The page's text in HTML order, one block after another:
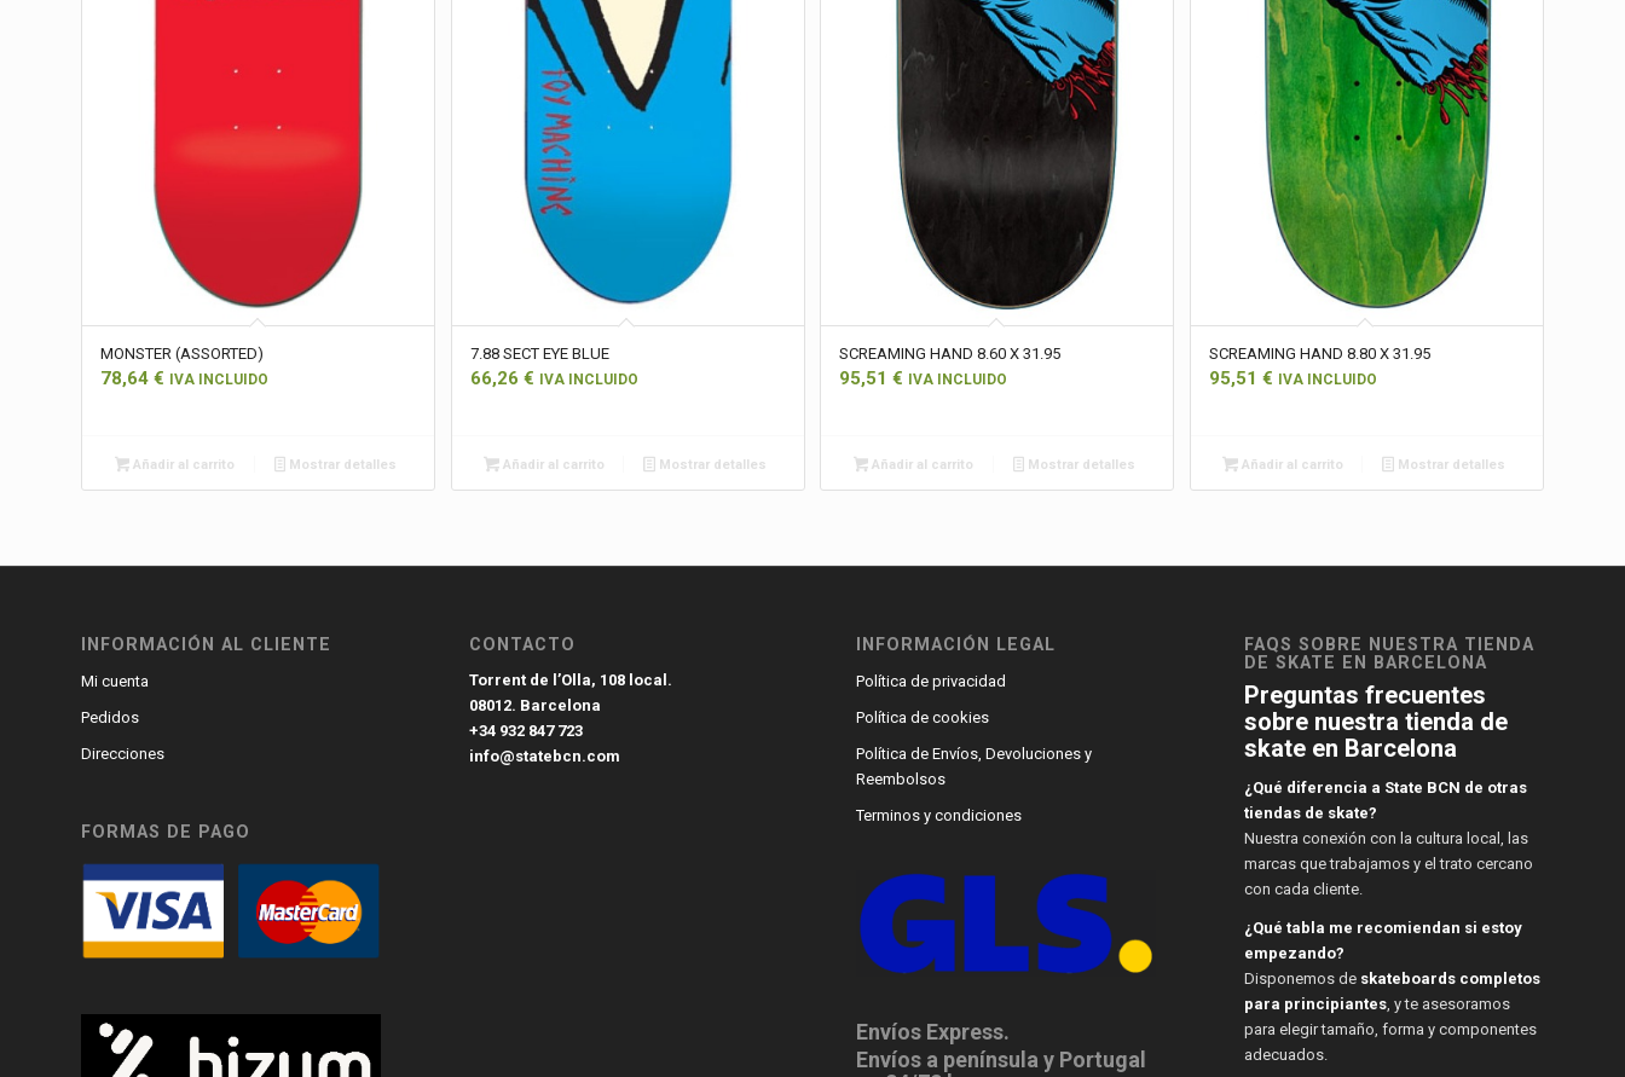
MONSTER (ASSORTED)
78,64 € IVA INCLUIDO
Añadir al carrito Mostrar detalles
7.88 SECT EYE BLUE
66,26 € IVA INCLUIDO
Añadir al carrito Mostrar detalles
SCREAMING HAND 8.60 X 31.95
95,51€ IVA INCLUIDO
Añadir al carrito Mostrar detalles
SCREAMING HAND 8.80 X 31.95
95,51 € IVA INCLUIDO
Añadir al carrito Mostrar detalles
INFORMACIÓN AL CLIENTE
Mi cuenta
Pedidos
Direcciones
FORMAS DE PAGO
CONTACTO
Torrent de l’Olla, 108 local.
08012. Barcelona
+34 932 847 723
info@statebcn.com
INFORMACIÓN LEGAL
Política de privacidad
Política de cookies
Política de Envíos, Devoluciones y
Reembolsos
Terminos y condiciones
Envíos Express.
Envíos a península y Portugal
FAQS SOBRE NUESTRA TIENDA
DE SKATE EN BARCELONA
Preguntas frecuentes
sobre nuestra tienda de
skate en Barcelona
¿Qué diferencia a State BCN de otras
tiendas de skate?
Nuestra conexión con la cultura local, las
marcas que trabajamos y el trato cercano
con cada cliente.
¿Qué tabla me recomiendan si estoy
empezando?
Disponemos de skateboards completos
para principiantes, y te asesoramos
para elegir tamaño, forma y componentes
adecuados.